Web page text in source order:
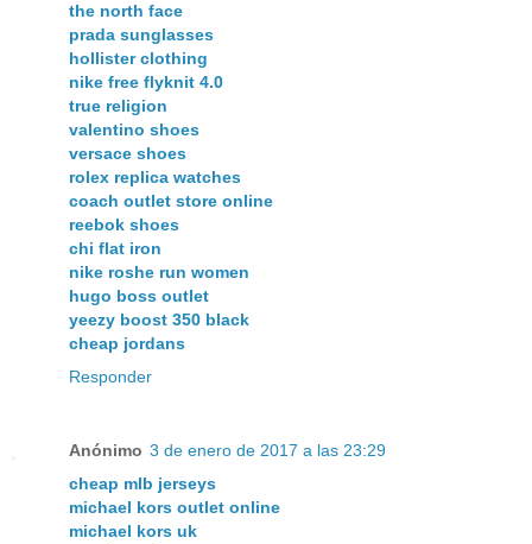
the north face
prada sunglasses
hollister clothing
nike free flyknit 4.0
true religion
valentino shoes
versace shoes
rolex replica watches
coach outlet store online
reebok shoes
chi flat iron
nike roshe run women
hugo boss outlet
yeezy boost 350 black
cheap jordans
Responder
Anónimo 3 de enero de 2017 a las 23:29
cheap mlb jerseys
michael kors outlet online
michael kors uk